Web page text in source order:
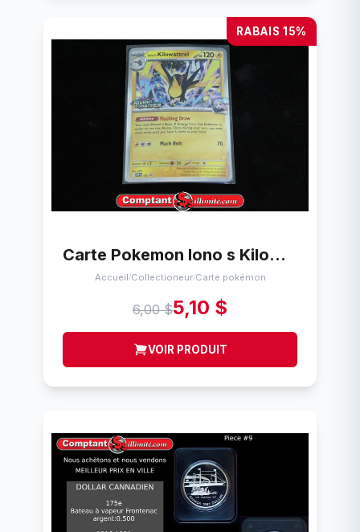
RABAIS 15%
Carte Pokemon Iono s Kilowattrel 055/159 Nintendo
Accueil/Collectioneur/Carte pokémon
6,00 $5,10 $
VOIR PRODUIT